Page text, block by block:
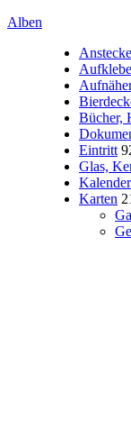
Alben
Bücher,
Eintritt
Glas,
Kalender
Karten